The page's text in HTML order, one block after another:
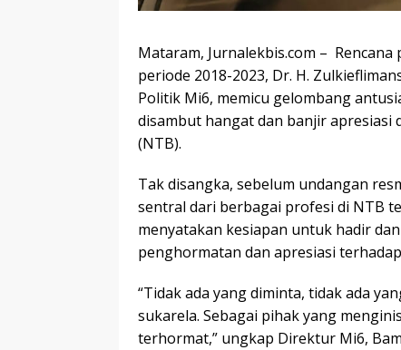
Mataram, Jurnalekbis.com –
periode 2018-2023, Dr. H.
Politik Mi6, memicu gelombang
disambut hangat dan banjir
(NTB).
Tak disangka, sebelum undangan
sentral dari berbagai profesi di NTB
menyatakan kesiapan untuk hadir
penghormatan dan apresiasi
“Tidak ada yang diminta, tidak ada
sukarela. Sebagai pihak yang
terhormat,” ungkap Direktur Mi6,